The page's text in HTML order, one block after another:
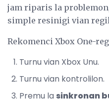
jam riparis la
simple resinigi vian
Rekomenci Xbox One-
Turnu vian Xbox Unu.
Turnu vian kontrolilon.
Premu la sinkronan